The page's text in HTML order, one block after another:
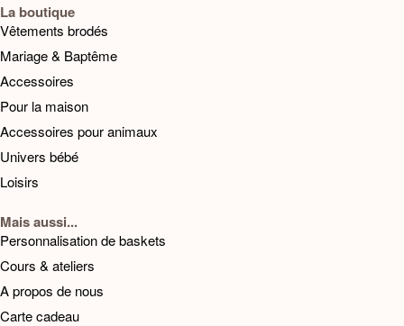
La boutique
Vêtements brodés
Mariage & Baptême
Accessoires
Pour la maison
Accessoires pour animaux
Univers bébé
Loisirs
Mais aussi...
Personnalisation de baskets
Cours & ateliers
A propos de nous
Carte cadeau